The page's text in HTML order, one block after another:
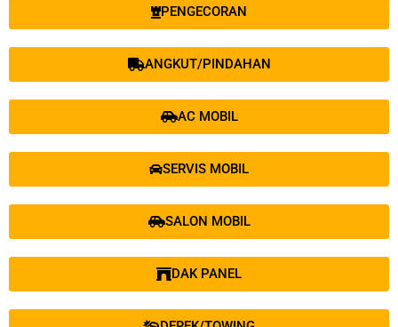
PENGECORAN
ANGKUT/PINDAHAN
AC MOBIL
SERVIS MOBIL
SALON MOBIL
DAK PANEL